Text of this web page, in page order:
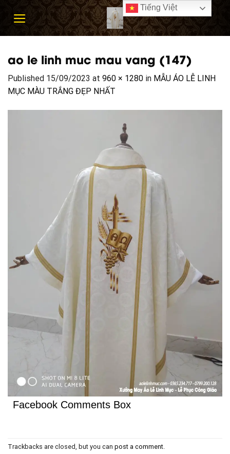
ao le linh muc mau vang (147)
Published 15/09/2023 at 960 × 1280 in MẪU ÁO LỄ LINH
MỤC MÀU TRẮNG ĐẸP NHẤT
Facebook Comments Box
Trackbacks are closed, but you can post a comment
Tiếng Việt